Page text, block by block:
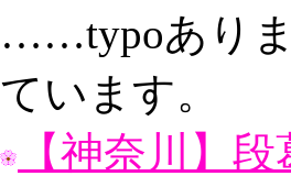
……typoありま
ています。
【神奈川】